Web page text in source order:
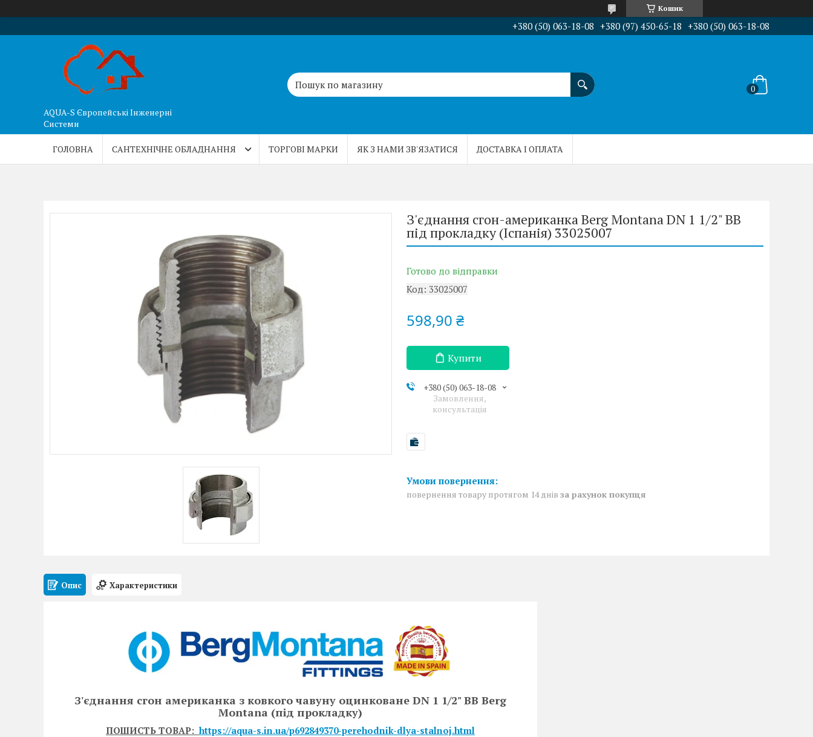
Кошик
+380 (50) 063-18-08 +380 (97) 450-65-18 +380 (50) 063-18-08
AQUA-S Європейські Інженерні
Системи
ГОЛОВНА САНТЕХНІЧНЕ ОБЛАДНАННЯ ТОРГОВІ МАРКИ ЯК З НАМИ ЗВ'ЯЗАТИСЯ ДОСТАВКА І ОПЛАТА
З'єднання сгон-американка Berg Montana DN 1 1/2" ВВ
під прокладку (Іспанія) 33025007
Готово до відправки
Код: 33025007
598,90 ₴
Купити
+380 (50) 063-18-08
Замовлення,
консультація
повернення товару протягом 14 днів за рахунок покупця
Опис Характеристики
З'єднання сгон американка з ковкого чавуну оцинковане DN 1 1/2" ВВ Berg
Montana (під прокладку)
ПОШИСТЬ ТОВАР: https://aqua-s.in.ua/p692849370-perehodnik-dlya-stalnoj.html